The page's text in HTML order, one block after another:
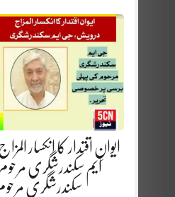
ایوانِ اقتدار کا انکسار
ایم سکندرشگری
سکندرشگری